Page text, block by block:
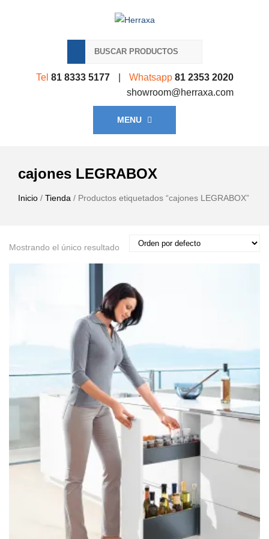
Tel 81 8333 5177 Whatsapp 81 2353 2020
showroom@herraxa.com
MENU
cajones LEGRABOX
Inicio / Tienda / Productos etiquetados “cajones LEGRABOX”
Mostrando el único resultado